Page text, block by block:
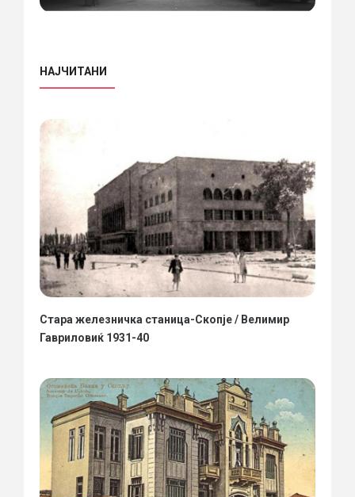
НАЈЧИТАНИ
Стара железничка станица-Скопје / Велимир
Гавриловиќ 1931-40